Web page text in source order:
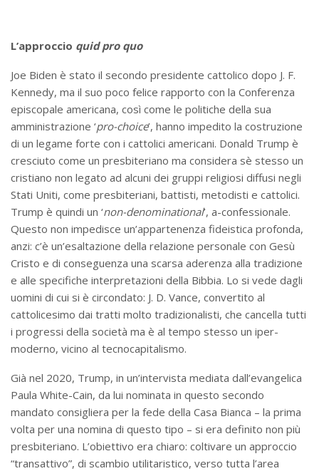
L’approccio quid pro quo
Joe Biden è stato il secondo presidente cattolico dopo J. F.
Kennedy, ma il suo poco felice rapporto con la Conferenza
episcopale americana, così come le politiche della sua
amministrazione ‘pro-choice’, hanno impedito la costruzione
di un legame forte con i cattolici americani. Donald Trump è
cresciuto come un presbiteriano ma considera sè stesso un
cristiano non legato ad alcuni dei gruppi religiosi diffusi negli
Stati Uniti, come presbiteriani, battisti, metodisti e cattolici.
Trump è quindi un ‘non-denominational’, a-confessionale.
Questo non impedisce un’appartenenza fideistica profonda,
anzi: c’è un’esaltazione della relazione personale con Gesù
Cristo e di conseguenza una scarsa aderenza alla tradizione
e alle specifiche interpretazioni della Bibbia. Lo si vede dagli
uomini di cui si è circondato: J. D. Vance, convertito al
cattolicesimo dai tratti molto tradizionalisti, che cancella tutti
i progressi della società ma è al tempo stesso un iper-
moderno, vicino al tecnocapitalismo.
Già nel 2020, Trump, in un’intervista mediata dall’evangelica
Paula White-Cain, da lui nominata in questo secondo
mandato consigliera per la fede della Casa Bianca – la prima
volta per una nomina di questo tipo – si era definito non più
presbiteriano. L’obiettivo era chiaro: coltivare un approccio
“transattivo”, di scambio utilitaristico, verso tutta l’area